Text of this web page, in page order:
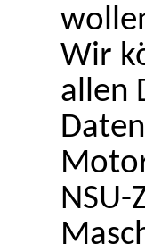
Wir
allen